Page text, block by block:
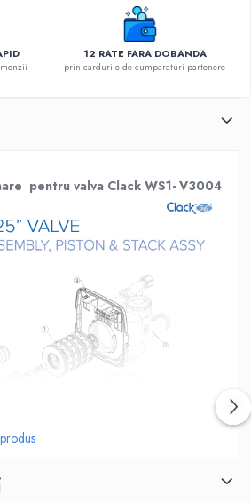
12 RATE FARA DOBANDA
prin cardurile de cumparaturi partenere
pentru valva Clack WS1- V3004